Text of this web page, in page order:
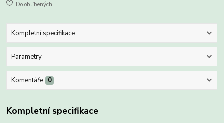
Do oblíbených
Kompletní specifikace
Parametry
Komentáře 0
Kompletní specifikace